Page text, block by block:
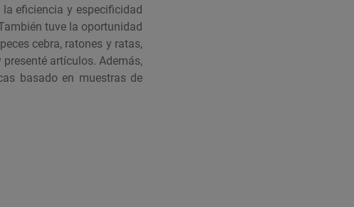
eficiencia y especificidad
tuve la oportunidad
cebra, ratones y ratas,
artículos. Además,
basado en muestras de